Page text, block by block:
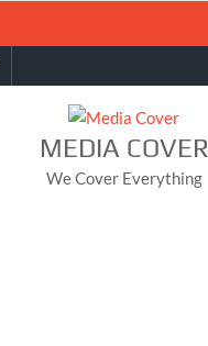
MEDIA COVER
We Cover Everything